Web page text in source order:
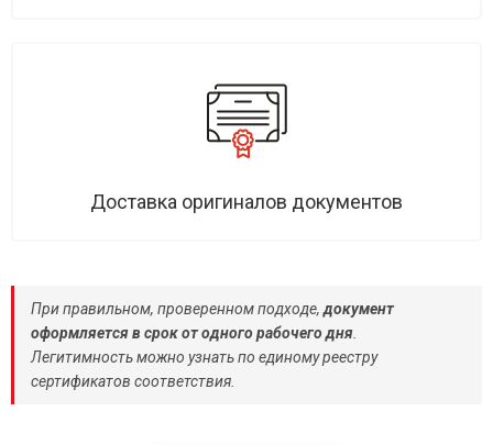
Доставка оригиналов документов
При правильном, проверенном подходе,документ
оформляется в срок от одного рабочего дня.
Легитимность можно узнать по единому реестру
сертификатов соответствия.